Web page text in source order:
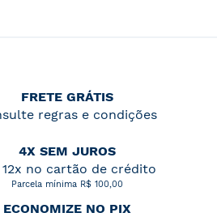
FRETE GRÁTIS
regras e condições
4X SEM JUROS
12x no cartão de crédito
Parcela mínima R$ 100,00
ECONOMIZE NO PIX